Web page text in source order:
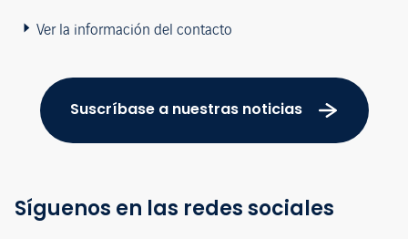
Ver la información del contacto
Suscríbase a nuestras noticias
Síguenos en las redes sociales